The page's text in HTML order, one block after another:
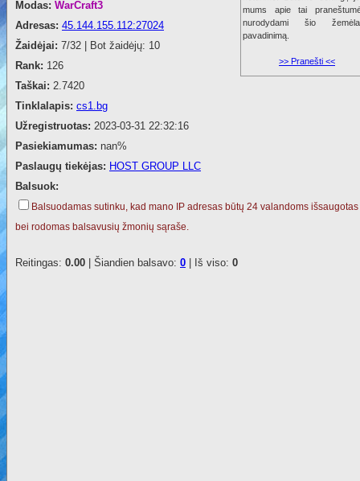
Modas: WarCraft3
Adresas: 45.144.155.112:27024
Žaidėjai: 7/32 | Bot žaidėjų: 10
Rank: 126
Taškai: 2.7420
Tinklalapis: cs1.bg
Užregistruotas: 2023-03-31 22:32:16
Pasiekiamumas: nan%
Paslaugų tiekėjas: HOST GROUP LLC
Balsuok:
Balsuodamas sutinku, kad mano IP adresas būtų 24 valandoms išsaugotas
bei rodomas balsavusių žmonių sąraše.
Reitingas: 0.00 | Šiandien balsavo: 0 | Iš viso: 0
mums apie tai
nurodydami šio
pavadinimą.
>> Pranešti <<